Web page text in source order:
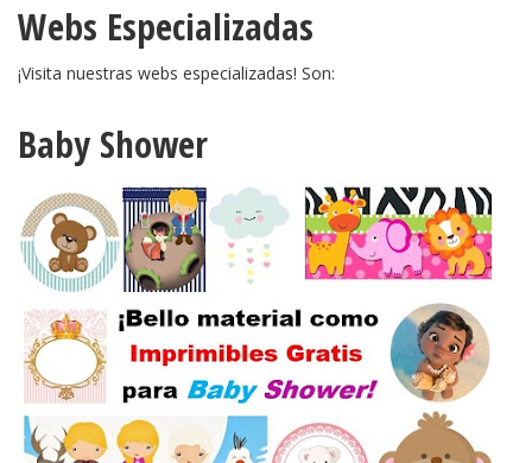
Webs Especializadas
¡Visita nuestras webs especializadas! Son:
Baby Shower